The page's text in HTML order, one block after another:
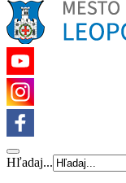
Hľadaj...